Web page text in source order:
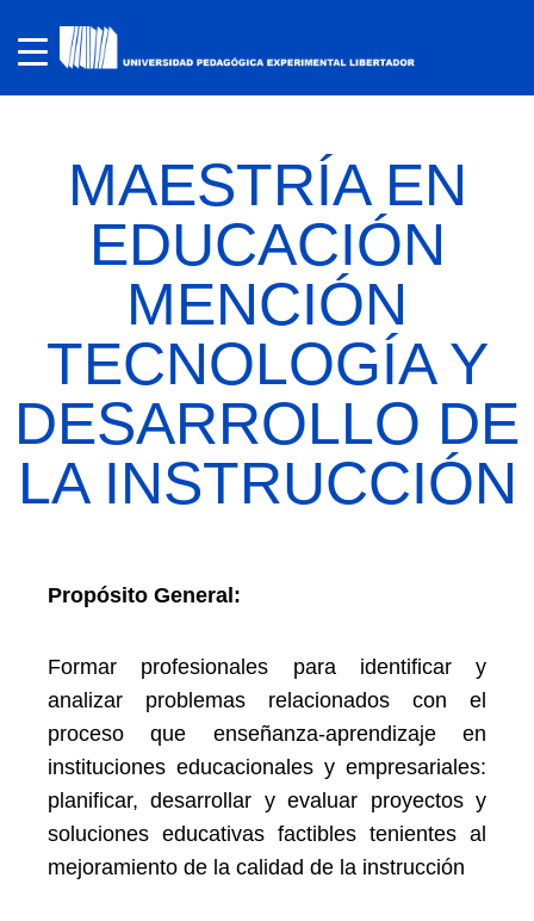
MAESTRÍA EN
EDUCACIÓN
MENCIÓN
TECNOLOGÍA Y
DESARROLLO DE
LA INSTRUCCIÓN
Propósito General:
Formar profesionales para identificar y
analizar problemas relacionados con el
proceso que enseñanza-aprendizaje en
instituciones educacionales y empresariales:
planificar, desarrollar y evaluar proyectos y
soluciones educativas factibles tenientes al
mejoramiento de la calidad de la instrucción